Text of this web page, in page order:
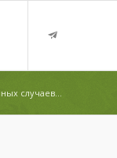
случаев...